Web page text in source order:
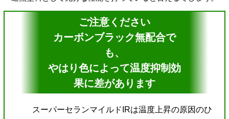
ご注意ください
カーボンブラック無配合で
も、
やはり色によって温度抑制効
果に差があります
スーパーセランマイルドIRは温度上昇の原因のひ